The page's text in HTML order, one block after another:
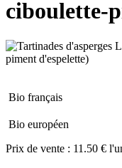
ciboulette-
Bio français
Bio européen
Prix de vente : 11.50 €